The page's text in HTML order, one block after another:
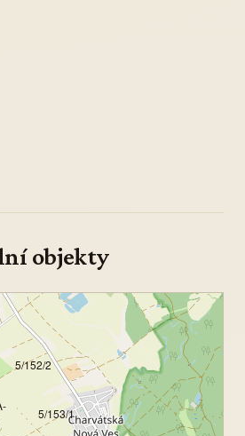
objekty
5/153/1
5/152/2